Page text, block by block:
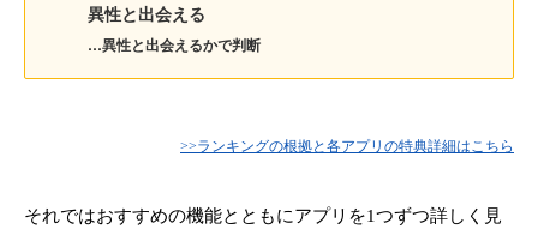
異性と出会える
…異性と出会えるかで判断
>>ランキングの根拠と各アプリの特典詳細はこちら
それではおすすめの機能とともにアプリを1つずつ詳しく見